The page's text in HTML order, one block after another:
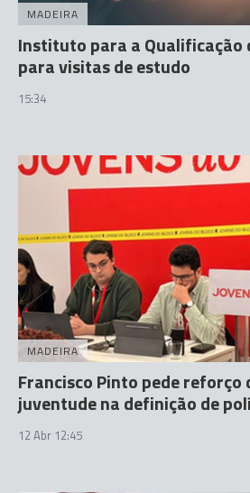
MADEIRA
Instituto para a Qualificação
para visitas de estudo
15:34
MADEIRA
Francisco Pinto pede reforço
juventude na definição de
12 Abr 12:45